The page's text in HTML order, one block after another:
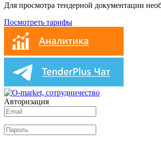
Для просмотра тендерной документации
Посмотреть тарифы
Авторизация